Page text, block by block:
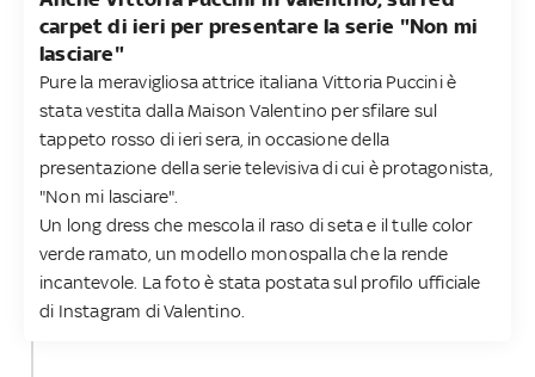
carpet di ieri per presentare la serie "Non mi
lasciare"
Pure la meravigliosa attrice italiana Vittoria Puccini è
stata vestita dalla Maison Valentino per sfilare sul
tappeto rosso di ieri sera, in occasione della
presentazione della serie televisiva di cui è protagonista,
"Non mi lasciare".
Un long dress che mescola il raso di seta e il tulle color
verde ramato, un modello monospalla che la rende
incantevole. La foto è stata postata sul profilo ufficiale
di Instagram di Valentino.